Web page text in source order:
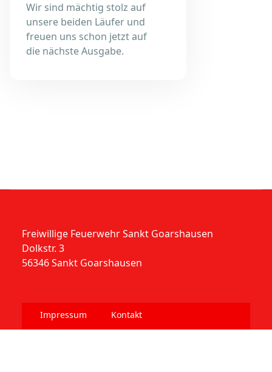
Wir sind mächtig stolz auf
unsere beiden Läufer und
freuen uns schon jetzt auf
die nächste Ausgabe.
Freiwillige Feuerwehr Sankt Goarshausen
Dolkstr. 3
56346 Sankt Goarshausen
Impressum Kontakt